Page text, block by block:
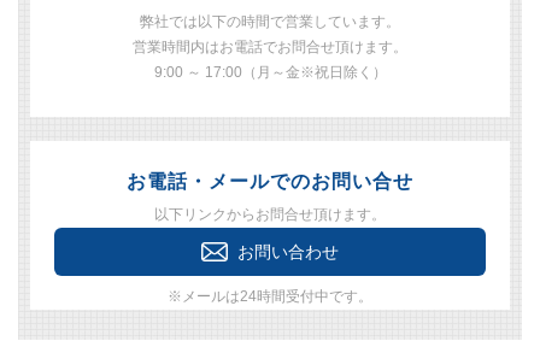
弊社では以下の時間で営業しています。
営業時間内はお電話でお問合せ頂けます。
9:00 ～ 17:00（月～金※祝日除く）
お電話・メールでのお問い合せ
以下リンクからお問合せ頂けます。
お問い合わせ
※メールは24時間受付中です。